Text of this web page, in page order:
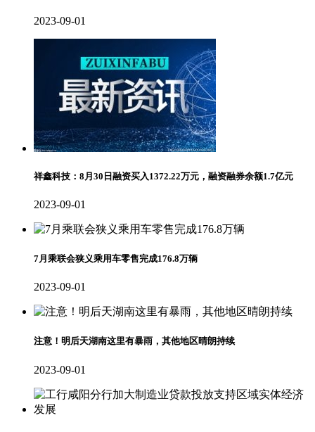
2023-09-01
祥鑫科技：8月30日融资买入1372.22万元，融资融券余额1.7亿元
2023-09-01
7月乘联会狭义乘用车零售完成176.8万辆
2023-09-01
注意！明后天湖南这里有暴雨，其他地区晴朗持续
2023-09-01